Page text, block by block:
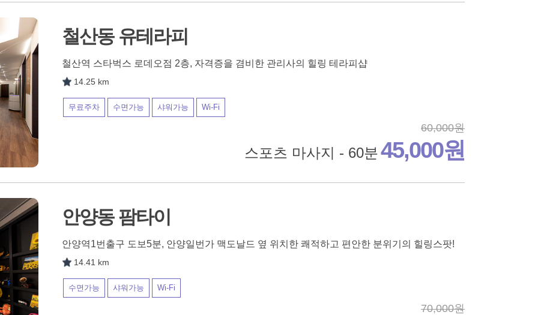
철산동 유테라피
철산역 스타벅스 로데오점 2층, 자격증을 겸비한 관리사의 힐링 테라피샵
14.25 km
무료주차 수면가능 샤워가능 Wi-Fi
60,000원
스포츠 마사지 - 60분45,000원
안양동 팜타이
안양역1번출구 도보5분, 안양일번가 맥도날드 옆 위치한 쾌적하고 편안한 분위기의 힐링스팟!
14.41 km
수면가능 샤워가능 Wi-Fi
70,000원